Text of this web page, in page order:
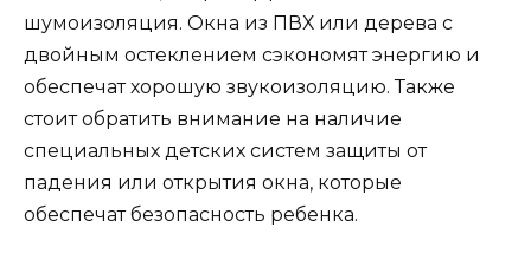
шумоизоляция. Окна из ПВХ или дерева с
двойным остеклением сэкономят энергию и
обеспечат хорошую звукоизоляцию. Также
стоит обратить внимание на наличие
специальных детских систем защиты от
падения или открытия окна, которые
обеспечат безопасность ребенка.